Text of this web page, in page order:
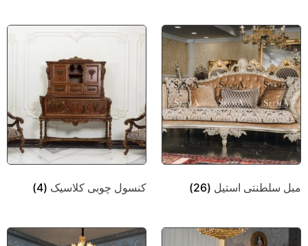
مبل سلطنتی استیل (26) کنسول چوبی کلاسیک (4)